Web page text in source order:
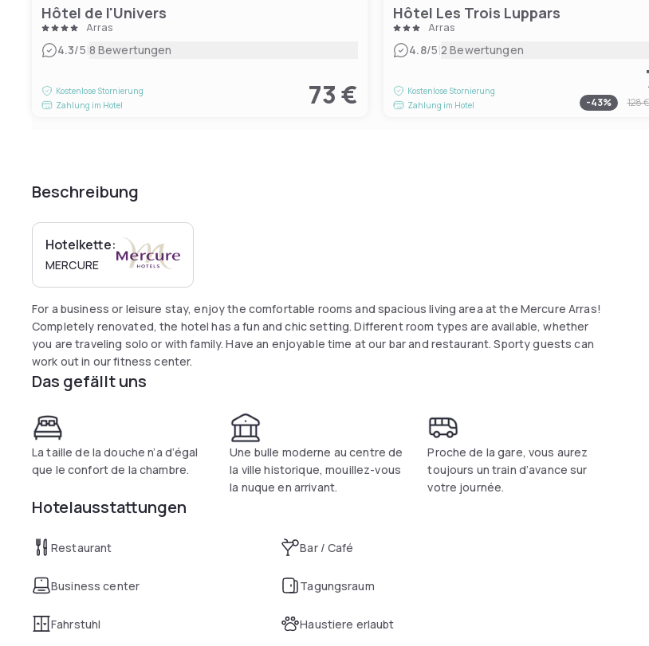
Hôtel de l'Univers
Arras
4.3/5|8 Bewertungen
Kostenlose Stornierung
Zahlung im Hotel
73 €
Hôtel Les Trois Luppars
Arras
4.8/5|2 Bewertungen
Kostenlose Stornierung
Zahlung im Hotel
-43% 128 €
Beschreibung
Hotelkette:
MERCURE
For a business or leisure stay, enjoy the comfortable rooms and spacious living area at the Mercure Arras!
Completely renovated, the hotel has a fun and chic setting. Different room types are available, whether
you are traveling solo or with family. Have an enjoyable time at our bar and restaurant. Sporty guests can
work out in our fitness center.
Das gefällt uns
La taille de la douche n’a d’égal
que le confort de la chambre.
Une bulle moderne au centre de
la ville historique, mouillez-vous
la nuque en arrivant.
Proche de la gare, vous aurez
toujours un train d’avance sur
votre journée.
Hotelausstattungen
Restaurant Bar / Café
Business center Tagungsraum
Fahrstuhl Haustiere erlaubt